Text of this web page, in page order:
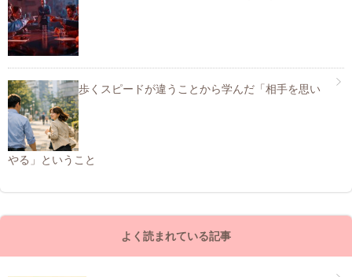
歩くスピードが違うことから学んだ「相手を思い
やる」ということ
よく読まれている記事